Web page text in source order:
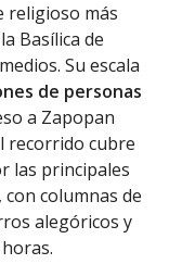
religioso más
Basílica de
Su escala
de personas
a Zapopan
recorrido cubre
las principales
columnas de
alegóricos y